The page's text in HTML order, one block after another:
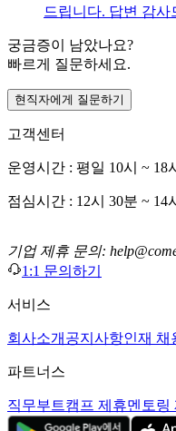
드립니다. 답변 감사
궁금증이 남았나요?
빠르게 질문하세요.
현직자에게 질문하기
고객센터
운영시간 : 평일 10시 ~ 18
점심시간 : 12시 30분 ~ 14시
기업 제휴 문의:
1:1 문의하기
서비스
회사소개 공지사항인재 채
파트너스
직무부트캠프 제휴멘토링